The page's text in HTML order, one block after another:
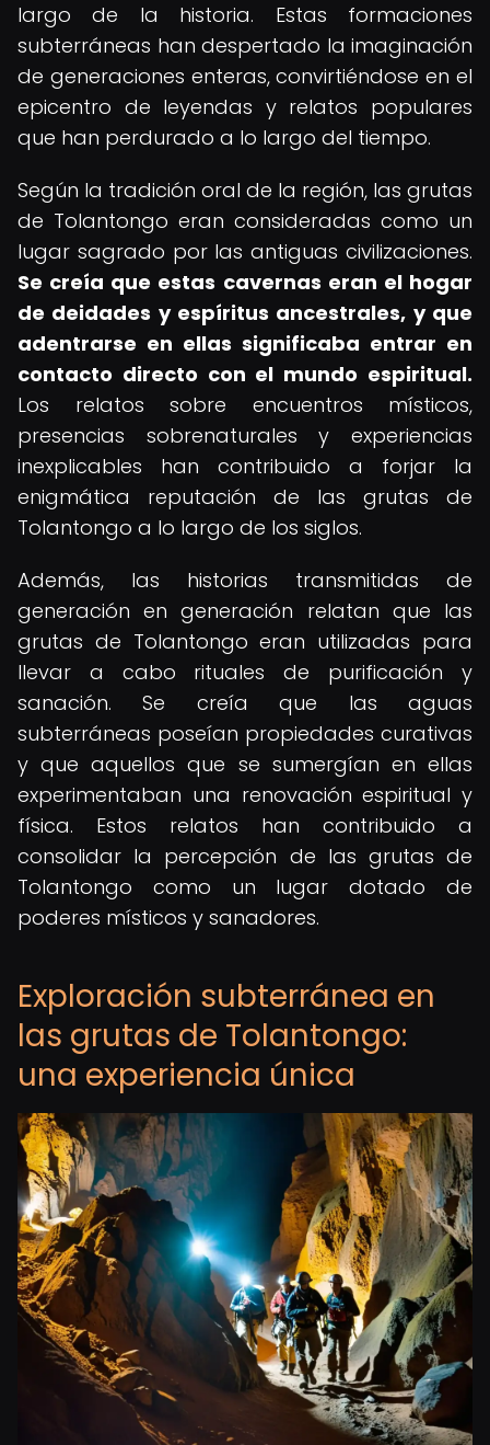
largo de la historia. Estas formaciones
subterráneas han despertado la imaginación
de generaciones enteras, convirtiéndose en el
epicentro de leyendas y relatos populares
que han perdurado a lo largo del tiempo.
Según la tradición oral de la región, las grutas
de Tolantongo eran consideradas como un
lugar sagrado por las antiguas civilizaciones.
Se creía que estas cavernas eran el hogar
de deidades y espíritus ancestrales, y que
adentrarse en ellas significaba entrar en
contacto directo con el mundo espiritual.
Los relatos sobre encuentros místicos,
presencias sobrenaturales y experiencias
inexplicables han contribuido a forjar la
enigmática reputación de las grutas de
Tolantongo a lo largo de los siglos.
Además, las historias transmitidas de
generación en generación relatan que las
grutas de Tolantongo eran utilizadas para
llevar a cabo rituales de purificación y
sanación. Se creía que las aguas
subterráneas poseían propiedades curativas
y que aquellos que se sumergían en ellas
experimentaban una renovación espiritual y
física. Estos relatos han contribuido a
consolidar la percepción de las grutas de
Tolantongo como un lugar dotado de
poderes místicos y sanadores.
Exploración subterránea en
las grutas de Tolantongo:
una experiencia única